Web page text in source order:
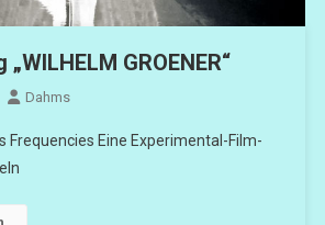
GROENER“
Dahms
Frequencies Eine Experimental-Film-